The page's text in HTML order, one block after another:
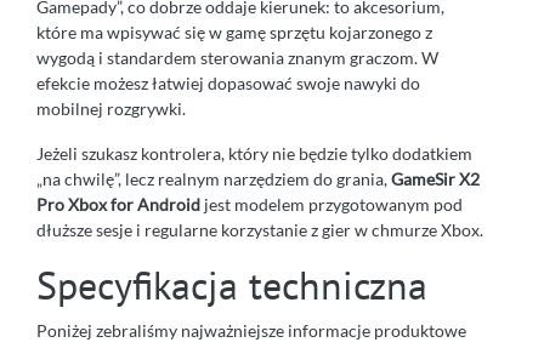
Gamepady”, co dobrze oddaje kierunek: to akcesorium,
które ma wpisywać się w gamę sprzętu kojarzonego z
wygodą i standardem sterowania znanym graczom. W
efekcie możesz łatwiej dopasować swoje nawyki do
mobilnej rozgrywki.
Jeżeli szukasz kontrolera, który nie będzie tylko dodatkiem
„na chwilę”, lecz realnym narzędziem do grania,GameSir X2
Pro Xbox for Android jest modelem przygotowanym pod
dłuższe sesje i regularne korzystanie z gier w chmurze Xbox.
Specyfikacja techniczna
Poniżej zebraliśmy najważniejsze informacje produktowe